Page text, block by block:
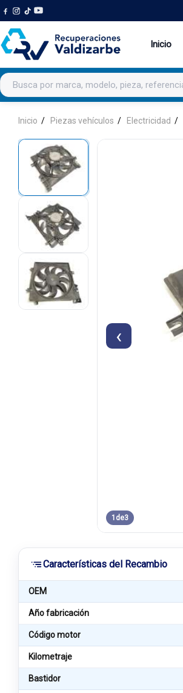
Inicio
Buscar productos
Inicio Piezas vehículos Electricidad
‹
1 de3
Características del Recambio
OEM
Año fabricación
Código motor
Kilometraje
Bastidor